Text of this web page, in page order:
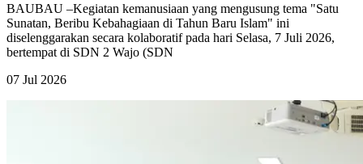
BAUBAU –Kegiatan kemanusiaan yang mengusung tema "Satu
Sunatan, Beribu Kebahagiaan di Tahun Baru Islam" ini
diselenggarakan secara kolaboratif pada hari Selasa, 7 Juli 2026,
bertempat di SDN 2 Wajo (SDN
07 Jul 2026